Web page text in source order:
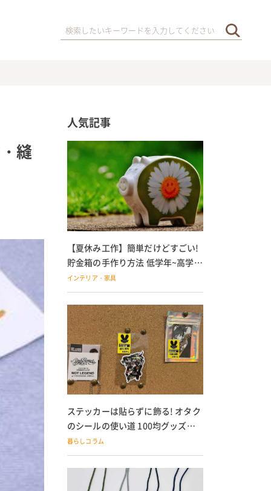
縫
人気記事
【夏休み工作】簡単だけどすごい!
貯金箱の手作り方法 低学年~高学年
の子どもにも
インテリア・家具
ステッカーは貼らずに飾る! オタク
のシールの使い道 100均グッズで
の飾り方も
暮らしコラム